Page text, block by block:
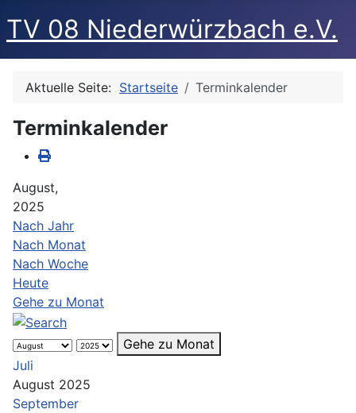
TV 08 Niederwürzbach e.V.
Aktuelle Seite: Startseite Terminkalender
Terminkalender
August,
2025
Nach Jahr
Nach Monat
Nach Woche
Heute
Gehe zu Monat
Gehe zu Monat
Juli
August 2025
September